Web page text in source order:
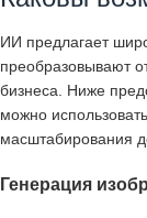
ИИ предлагает
преобразовывают
бизнеса. Ниже
можно
масштабирования
Генерация